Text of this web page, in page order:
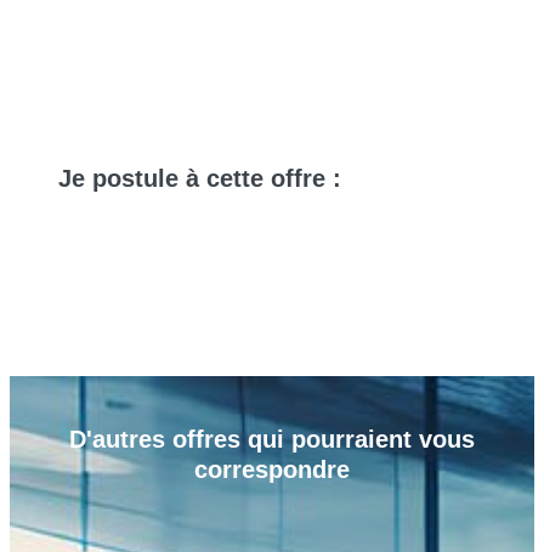
Je postule à cette offre :
D'autres offres qui pourraient vous
correspondre